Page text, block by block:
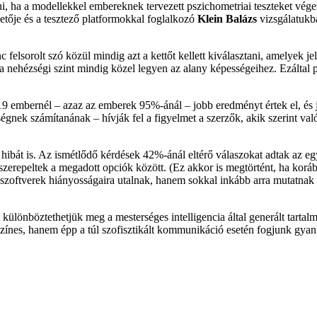
a modellekkel embereknek tervezett pszichometriai teszteket
és a tesztező platformokkal foglalkozó Klein Balázs
felsorolt szó közül mindig azt a kettőt kellett kiválasztani, amelyek
szint mindig közel legyen az alany képességeihez.
– azaz az emberek 95%-ánál – jobb eredményt értek el,
számítanának – hívják fel a figyelmet a szerzők, akik szerint
is. Az ismétlődő kérdések 42%-ánál eltérő válaszokat adtak az
a megadott opciók között. (Ez akkor is megtörtént, ha
hiányosságaira utalnak, hanem sokkal inkább arra
meg a mesterséges intelligencia által generált
hanem épp a túl szofisztikált kommunikáció esetén fogjunk